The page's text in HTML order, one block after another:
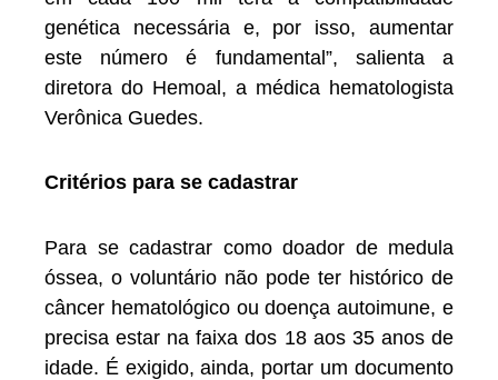
genética necessária e, por isso, aumentar
este número é fundamental”, salienta a
diretora do Hemoal, a médica hematologista
Verônica Guedes.
Critérios para se cadastrar
Para se cadastrar como doador de medula
óssea, o voluntário não pode ter histórico de
câncer hematológico ou doença autoimune, e
precisa estar na faixa dos 18 aos 35 anos de
idade. É exigido, ainda, portar um documento